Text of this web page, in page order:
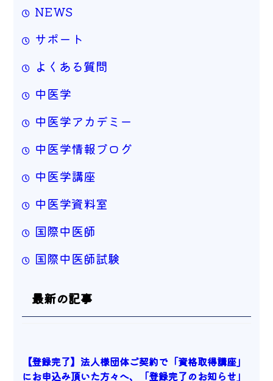
NEWS
サポート
よくある質問
中医学
中医学アカデミー
中医学情報ブログ
中医学講座
中医学資料室
国際中医師
国際中医師試験
最新の記事
【登録完了】法人様団体ご契約で「資格取得講座」
にお申込み頂いた方々へ、「登録完了のお知らせ」